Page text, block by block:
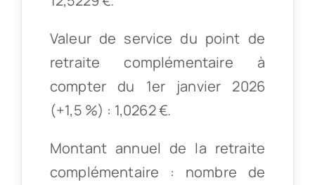
Valeur de service du point de
retraite complémentaire à
compter du 1er janvier 2026
(+1,5 %) : 1,0262 €.
Montant annuel de la retraite
complémentaire : nombre de